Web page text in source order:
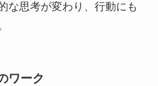
な思考が変わり、行動にも
ワーク